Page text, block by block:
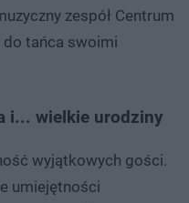
zespół Centrum
tańca swoimi
i... wielkie urodziny
wyjątkowych gości.
umiejętności